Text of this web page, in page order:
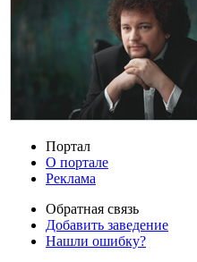
Портал
О портале
Реклама
Обратная связь
Добавить заведение
Нашли ошибку?